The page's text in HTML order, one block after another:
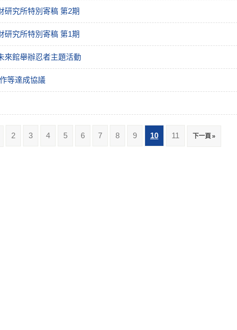
究所特別寄稿 第2期
究所特別寄稿 第1期
來館舉辦忍者主題活動
等達成協議
2 3 4 5 6 7 8 9 10 11 下一頁 »